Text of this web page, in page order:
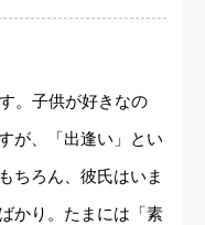
。子供が好きなの
が、「出逢い」とい
ちろん、彼氏はいま
かり。たまには「素